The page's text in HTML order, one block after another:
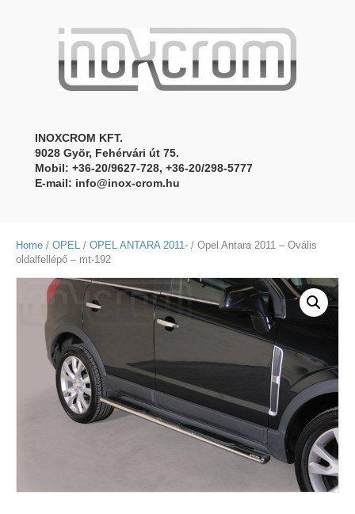
INOXCROM KFT.
9028 Gyõr, Fehérvári út 75.
Mobil: +36-20/9627-728, +36-20/298-5777
E-mail: info@inox-crom.hu
Home / OPEL / OPEL ANTARA 2011- / Opel Antara 2011 – Ovális
oldalfellépő – mt-192